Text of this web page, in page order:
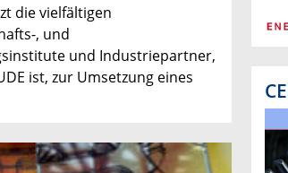
die vielfältigen
, und
und Industriepartner,
ist, zur Umsetzung eines